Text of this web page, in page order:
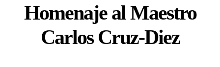
Homenaje al Maestro
Carlos Cruz-Diez